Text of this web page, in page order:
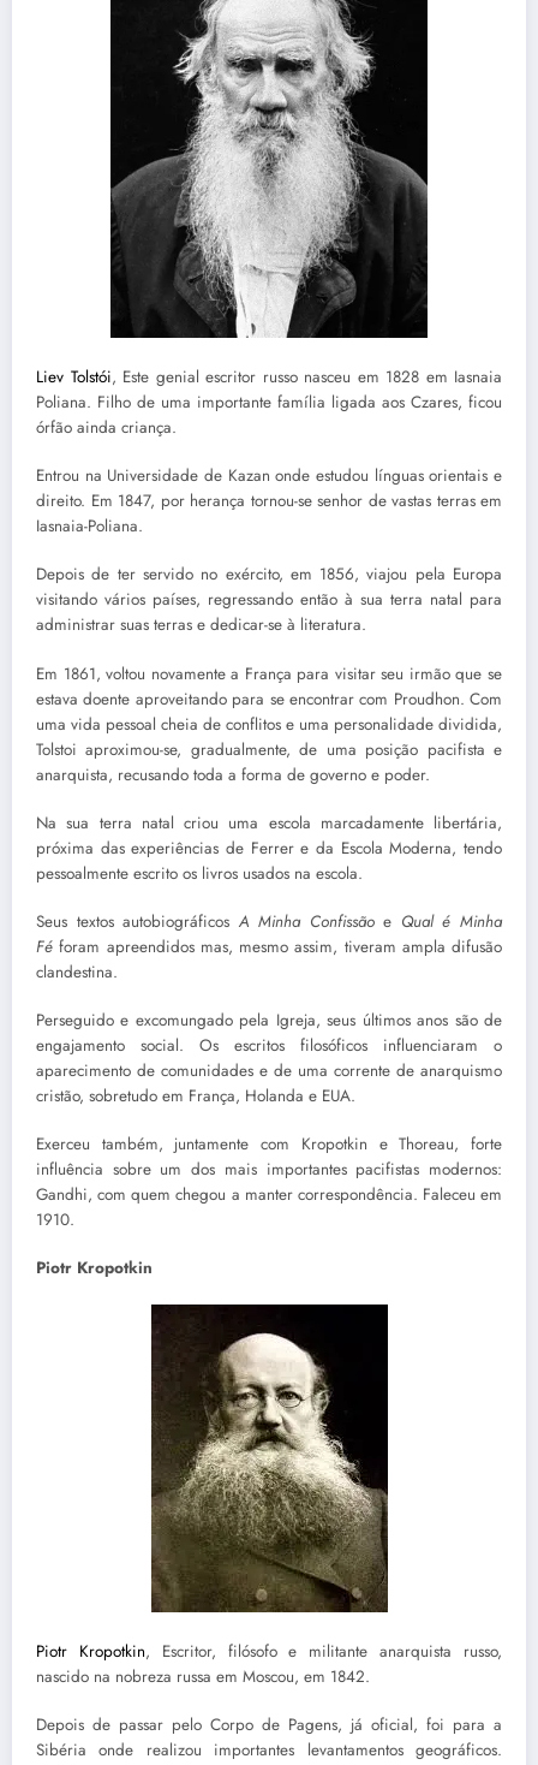
Liev Tolstói, Este genial escritor russo nasceu em 1828 em Iasnaia
Poliana. Filho de uma importante família ligada aos Czares, ficou
órfão ainda criança.
Entrou na Universidade de Kazan onde estudou línguas orientais e
direito. Em 1847, por herança tornou-se senhor de vastas terras em
Iasnaia-Poliana.
Depois de ter servido no exército, em 1856, viajou pela Europa
visitando vários países, regressando então à sua terra natal para
administrar suas terras e dedicar-se à literatura.
Em 1861, voltou novamente a França para visitar seu irmão que se
estava doente aproveitando para se encontrar com Proudhon. Com
uma vida pessoal cheia de conflitos e uma personalidade dividida,
Tolstoi aproximou-se, gradualmente, de uma posição pacifista e
anarquista, recusando toda a forma de governo e poder.
Na sua terra natal criou uma escola marcadamente libertária,
próxima das experiências de Ferrer e da Escola Moderna, tendo
pessoalmente escrito os livros usados na escola.
Seus textos autobiográficos A Minha Confissãoe Qual é Minha
Fé foram apreendidos mas, mesmo assim, tiveram ampla difusão
clandestina.
Perseguido e excomungado pela Igreja, seus últimos anos são de
engajamento social. Os escritos filosóficos influenciaram o
aparecimento de comunidades e de uma corrente de anarquismo
cristão, sobretudo em França, Holanda e EUA.
Exerceu também, juntamente com Kropotkin e Thoreau, forte
influência sobre um dos mais importantes pacifistas modernos:
Gandhi, com quem chegou a manter correspondência. Faleceu em
1910.
Piotr Kropotkin
Piotr Kropotkin, Escritor, filósofo e militante anarquista russo,
nascido na nobreza russa em Moscou, em 1842.
Depois de passar pelo Corpo de Pagens, já oficial, foi para a
Sibéria onde realizou importantes levantamentos geográficos.